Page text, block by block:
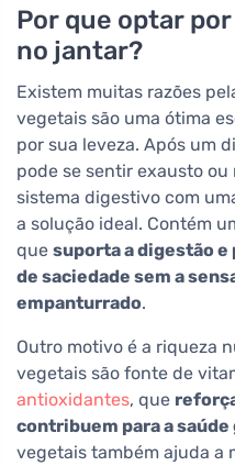
Por que optar
no jantar?
Existem muitas razões
vegetais são uma ótima
por sua leveza. Após um
pode se sentir exausto
sistema digestivo com
a solução ideal. Contém
que suporta a digestão e
de saciedade sem a
empanturrado.
Outro motivo é a riqueza
vegetais são fonte de
antioxidantes, que
contribuem para a saúde
vegetais também ajuda a